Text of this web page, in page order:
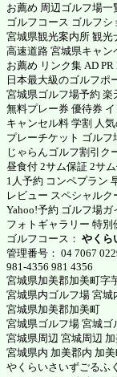
お薦め 周辺ゴルフ場
ゴルフコース ゴルフ
宮城県観光案内所 観光
高速道路 宮城県キャ
お薦め リンク集 AD
日本最大級のゴルフポ
宮城県ゴルフ場予約 楽
無料プレー券 優待券
キャンセル料 学割 人
プレーチケット ゴル
じゃらんゴルフ割引ク
昼食付 2サム保証 2サ
1人予約 コンペプラン
レビュー スペシャル
Yahoo!予約 ゴルフ場
フォトギャラリー 特
ゴルフコース： やくら
管理番号： 04 7067
981-4356 981 4356
宮城県加美郡加美町字
宮城県内ゴルフ場 宮
宮城県加美郡加美町
宮城県ゴルフ場 宮城
宮城県周辺 宮城周辺
宮城県内 加美郡内 加美
やくらいさいずごるふ